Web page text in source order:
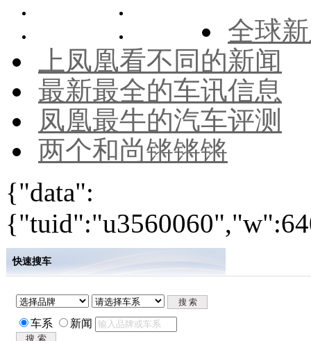
全球
上凤凰看不同的新闻
最新最全的车讯信息
凤凰最牛的汽车评测
两个和尚锵锵锵
{"data":
快速搜车
车系 新闻